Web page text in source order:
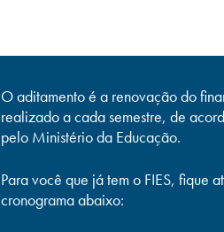
O aditamento é a renovação do
realizado a cada semestre, de
pelo Ministério da Educação.
Para você que já tem o FIES, fique
cronograma abaixo: